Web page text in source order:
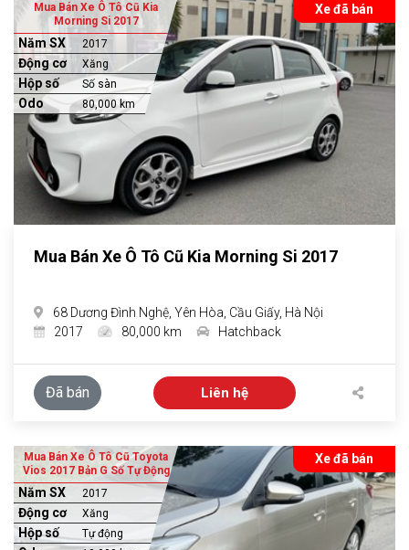
Xe đã bán
Mua Bán Xe Ô Tô Cũ Kia
Morning Si 2017
Năm SX 2017
Động cơ Xăng
Hộp số Số sàn
Odo 80,000 km
Mua Bán Xe Ô Tô Cũ Kia Morning Si 2017
68 Dương Đình Nghệ, Yên Hòa, Cầu Giấy, Hà Nội
2017
80,000 km Hatchback
Đã bán Liên hệ
Xe đã bán
Mua Bán Xe Ô Tô Cũ Toyota
Vios 2017 Bản G Số Tự Động
Năm SX 2017
Động cơ Xăng
Hộp số Tự động